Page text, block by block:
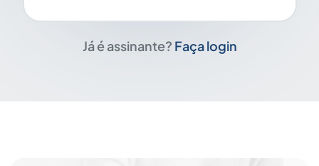
Já é assinante? Faça login